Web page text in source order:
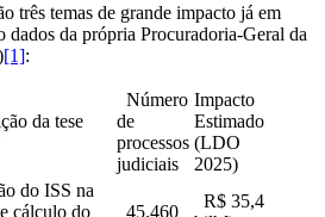
três temas de grande impacto já em
dados da própria Procuradoria-Geral da
[1]:
da tese
Número
de
processos
judiciais
Impacto
Estimado
(LDO
2025)
do ISS na
cálculo do
45.460
R$ 35,4